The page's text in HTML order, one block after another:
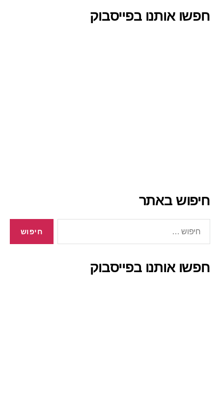
חפשו אותנו בפייסבוק
חיפוש באתר
חפשו אותנו בפייסבוק